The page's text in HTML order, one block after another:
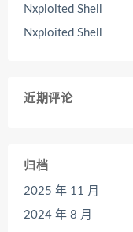
Nxploited Shell
Nxploited Shell
近期评论
归档
2025 年 11 月
2024 年 8 月